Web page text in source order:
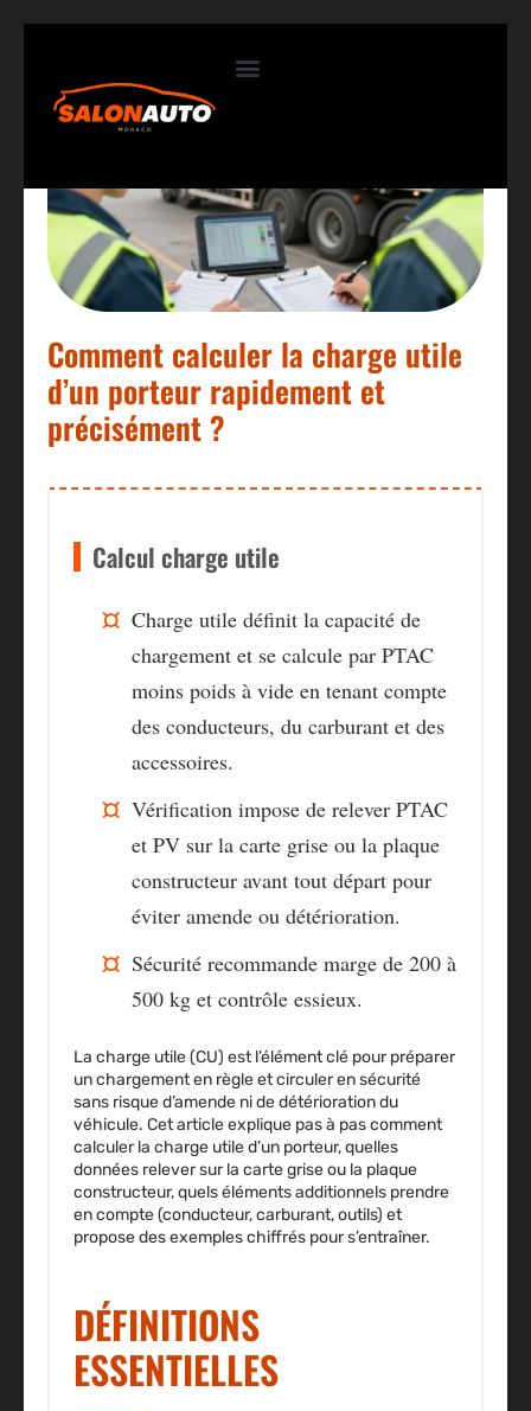
Comment calculer la charge utile
d’un porteur rapidement et
précisément ?
Calcul charge utile
Charge utile définit la capacité de
chargement et se calcule par PTAC
moins poids à vide en tenant compte
des conducteurs, du carburant et des
accessoires.
Vérification impose de relever PTAC
et PV sur la carte grise ou la plaque
constructeur avant tout départ pour
éviter amende ou détérioration.
Sécurité recommande marge de 200 à
500 kg et contrôle essieux.
La charge utile (CU) est l’élément clé pour préparer
un chargement en règle et circuler en sécurité
sans risque d’amende ni de détérioration du
véhicule. Cet article explique pas à pas comment
calculer la charge utile d’un porteur, quelles
données relever sur la carte grise ou la plaque
constructeur, quels éléments additionnels prendre
en compte (conducteur, carburant, outils) et
propose des exemples chiffrés pour s’entraîner.
DÉFINITIONS
ESSENTIELLES